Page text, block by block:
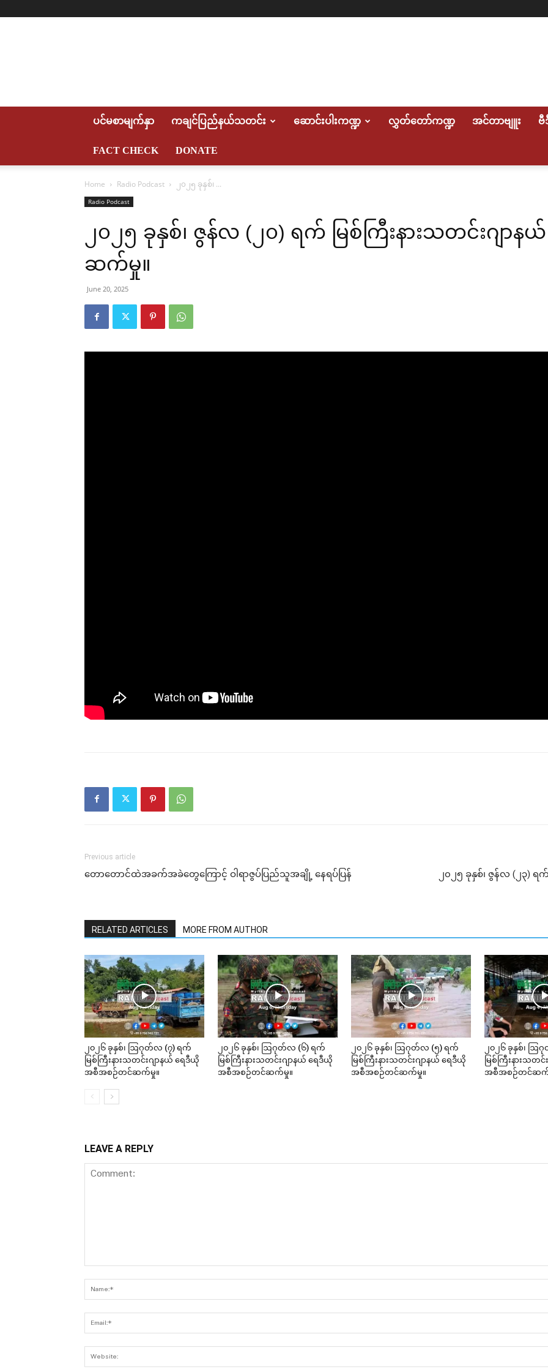
ပင်မစာမျက်နှာ ကချင်ပြည်နယ်သတင်း ဆောင်းပါးကဏ္ဍ လွှတ်တော်ကဏ္ဍ အင်တာဗျူး
FACT CHECK DONATE
Home Radio Podcast ၂၀၂၅ ခုနှစ်၊ ...
Radio Podcast
၂၀၂၅ ခုနှစ်၊ ဇွန်လ (၂၀) ရက် မြစ်ကြီးနားသတင်းဂျ
ဆက်မှု။
June 20, 2025
Previous article
တောတောင်ထဲအခက်အခဲတွေကြောင့် ဝါရာဇွပ်ပြည်သူအချို့ နေရပ်ပြန် ၂၀၂၅ ခုနှစ်၊ ဇွန်လ (၂၃)
RELATED ARTICLES MORE FROM AUTHOR
၂၀၂၆ ခုနှစ်၊ ဩဂုတ်လ (၇) ရက်
မြစ်ကြီးနားသတင်းဂျာနယ် ရေဒီယို
အစီအစဉ်တင်ဆက်မှု။
၂၀၂၆ ခုနှစ်၊ ဩဂုတ်လ (၆) ရက်
မြစ်ကြီးနားသတင်းဂျာနယ် ရေဒီယို
အစီအစဉ်တင်ဆက်မှု။
၂၀၂၆ ခုနှစ်၊ ဩဂုတ်လ (၅) ရက်
မြစ်ကြီးနားသတင်းဂျာနယ် ရေဒီယို
အစီအစဉ်တင်ဆက်မှု။
၂၀၂၆ ခုနှစ်၊ ဩ
မြစ်ကြီးနားသတ
အစီအစဉ်တင်ဆက်
LEAVE A REPLY